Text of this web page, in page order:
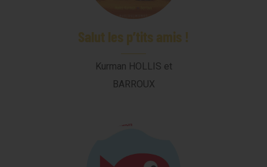
Salut les p’tits amis !
Kurman HOLLIS et
BARROUX